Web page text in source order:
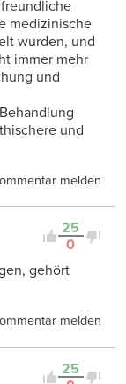
medizinische
wurden, und
immer mehr
und
und
melden
25
0
gehört
melden
25